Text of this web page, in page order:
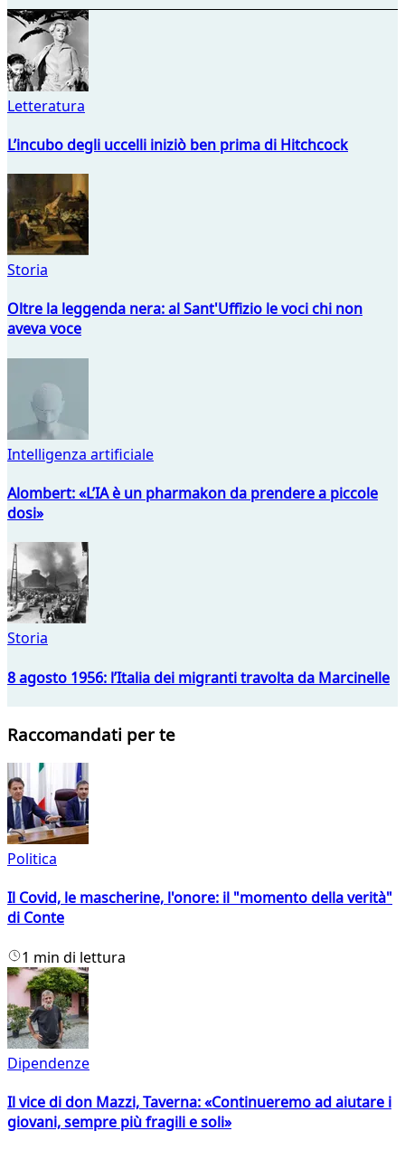
Letteratura
L’incubo degli uccelli iniziò ben prima di Hitchcock
Storia
Oltre la leggenda nera: al Sant'Uffizio le voci chi non
aveva voce
Intelligenza artificiale
Alombert: «L’IA è un pharmakon da prendere a piccole
dosi»
Storia
8 agosto 1956: l’Italia dei migranti travolta da Marcinelle
Raccomandati per te
Politica
Il Covid, le mascherine, l'onore: il "momento della verità"
di Conte
1 min di lettura
Dipendenze
Il vice di don Mazzi, Taverna: «Continueremo ad aiutare i
giovani, sempre più fragili e soli»